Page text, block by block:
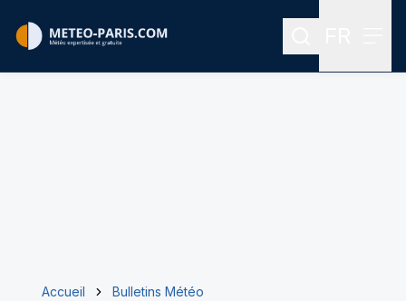
Rechercher
Accueil
Bulletins Météo